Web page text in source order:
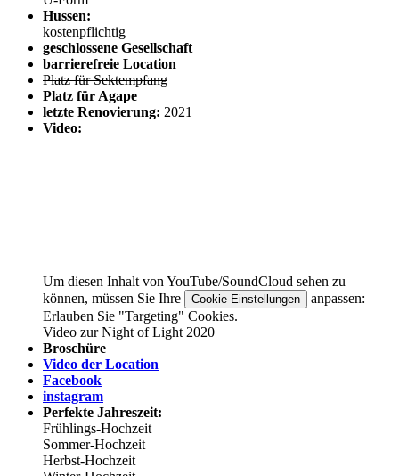
Hussen:
kostenpflichtig
geschlossene Gesellschaft
barrierefreie Location
Platz für Sektempfang
Platz für Agape
letzte Renovierung: 2021
Video:
Um diesen Inhalt von YouTube/SoundCloud sehen zu
können, müssen Sie Ihre
Cookie-Einstellungen
anpassen:
Erlauben Sie "Targeting" Cookies.
Video zur Night of Light 2020
Broschüre
Video der Location
Facebook
instagram
Perfekte Jahreszeit:
Frühlings-Hochzeit
Sommer-Hochzeit
Herbst-Hochzeit